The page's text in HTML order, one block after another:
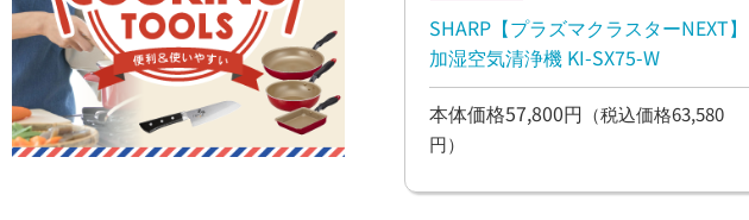
SHARP【プラズマクラスターNEXT】
加湿空気清浄機 KI-SX75-W
本体価格57,800円 （税込価格63,580
円）